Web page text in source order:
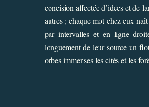
concision affectée d’idées et de
autres ; chaque mot chez eux
par intervalles et en ligne
longuement de leur source un
orbes immenses les cités et les